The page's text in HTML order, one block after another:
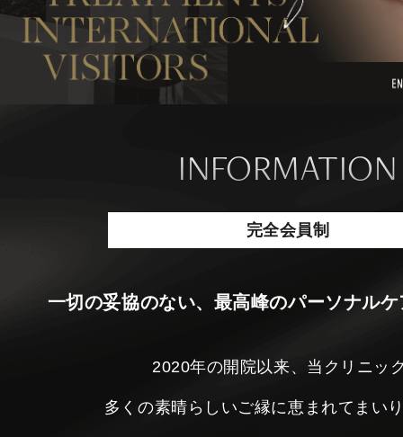
INFORMATION
完全会員制
一切の妥協のない、最高峰のパーソナル
2020年の開院以来、当クリニッ
多くの素晴らしいご縁に恵まれてまい